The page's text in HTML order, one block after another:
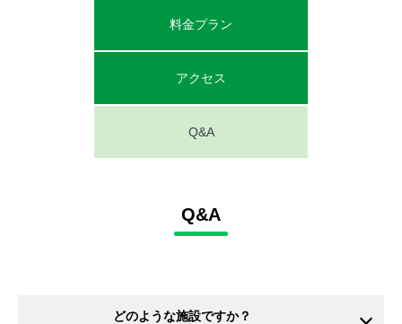
料金プラン
アクセス
Q&A
Q&A
どのような施設ですか？